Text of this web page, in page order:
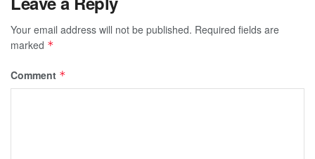
Your email address will not be published. Required fields are
marked *
Comment *